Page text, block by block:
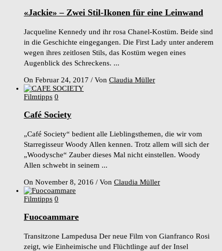
«Jackie» – Zwei Stil-Ikonen für eine Leinwand
Jacqueline Kennedy und ihr rosa Chanel-Kostüm. Beide sind
in die Geschichte eingegangen. Die First Lady unter anderem
wegen ihres zeitlosen Stils, das Kostüm wegen eines
Augenblick des Schreckens. ...
On Februar 24, 2017 / Von Claudia Müller
Filmtipps 0
Café Society
„Café Society“ bedient alle Lieblingsthemen, die wir vom
Starregisseur Woody Allen kennen. Trotz allem will sich der
„Woodysche“ Zauber dieses Mal nicht einstellen. Woody
Allen schwebt in seinem ...
On November 8, 2016 / Von Claudia Müller
Filmtipps 0
Fuocoammare
Transitzone Lampedusa Der neue Film von Gianfranco Rosi
zeigt, wie Einheimische und Flüchtlinge auf der Insel